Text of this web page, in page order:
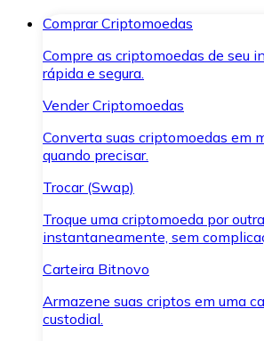
Comprar Criptomoedas
Compre as criptomoedas de seu
rápida e segura.
Vender Criptomoedas
Converta suas criptomoedas em
quando precisar.
Trocar (Swap)
Troque uma criptomoeda por outra
instantaneamente, sem
Carteira Bitnovo
Armazene suas criptos em uma
custodial.